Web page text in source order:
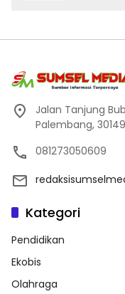
Jalan Tanjung
Palembang, 30149
081273050609
Kategori
Pendidikan
Ekobis
Olahraga